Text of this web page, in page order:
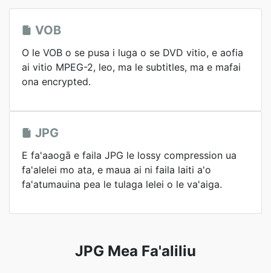
VOB
O le VOB o se pusa i luga o se DVD vitio, e aofia
ai vitio MPEG-2, leo, ma le subtitles, ma e mafai
ona encrypted.
JPG
E fa'aaogā e faila JPG le lossy compression ua
fa'alelei mo ata, e maua ai ni faila laiti a'o
fa'atumauina pea le tulaga lelei o le va'aiga.
JPG Mea Fa'aliliu